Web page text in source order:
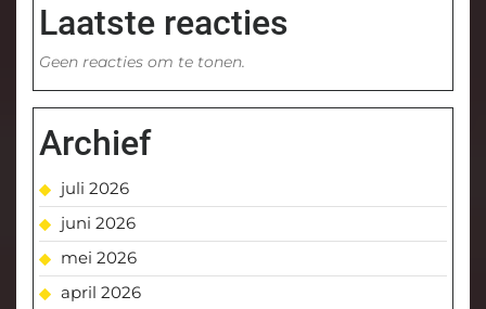
Laatste reacties
Geen reacties om te tonen.
Archief
juli 2026
juni 2026
mei 2026
april 2026